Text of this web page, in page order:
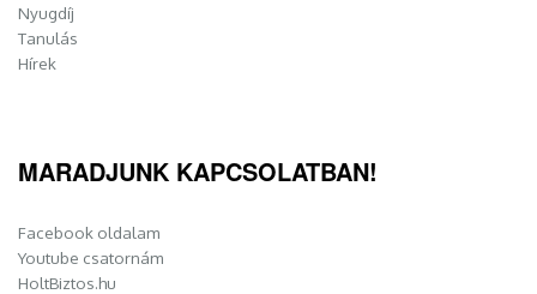
Nyugdíj
Tanulás
Hírek
MARADJUNK KAPCSOLATBAN!
Facebook oldalam
Youtube csatornám
HoltBiztos.hu